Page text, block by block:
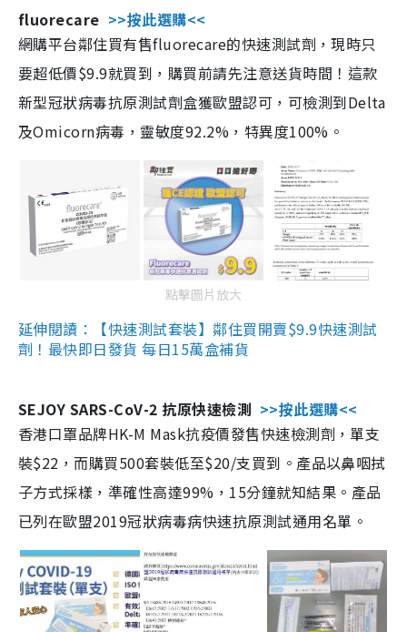
fluorecare >>按此選購<<
網購平台鄰住買有售fluorecare的快速測試劑，現時只
要超低價$9.9就買到，購買前請先注意送貨時間！這款
新型冠狀病毒抗原測試劑盒獲歐盟認可，可檢測到Delta
及Omicorn病毒，靈敏度92.2%，特異度100%。
點擊圖片放大
延伸閱讀：【快速測試套裝】鄰住買開賣$9.9快速測試
劑！最快即日發貨 每日15萬盒補貨
SEJOY SARS-CoV-2 抗原快速檢測 >>按此選購<<
香港口罩品牌HK-M Mask抗疫價發售快速檢測劑，單支
裝$22，而購買500套裝低至$20/支買到。產品以鼻咽拭
子方式採樣，準確性高達99%，15分鐘就知結果。產品
已列在歐盟2019冠狀病毒病快速抗原測試通用名單。